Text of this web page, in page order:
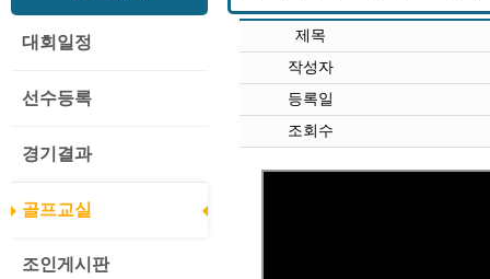
대회일정
선수등록
경기결과
골프교실
조인게시판
제목
작성자
등록일
조회수